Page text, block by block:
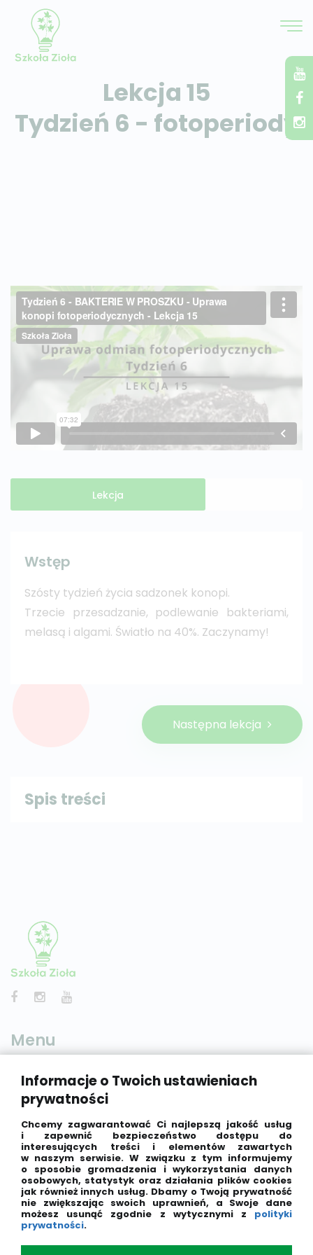
Lekcja 15
Tydzień 6 - fotoperiody
Lekcja
Wstęp
Szósty tydzień życia sadzonek konopi.
Trzecie przesadzanie, podlewanie bakteriami,
melasą i algami. Światło na 40%. Zaczynamy!
Następna lekcja
Spis treści
Menu
Home
Lekcje
Kody Rabatowe
Kalkulator growera
Forum
Konkursy
Kontakt
Polityka prywatności
Informacje o Twoich ustawieniach
prywatności
Chcemy zagwarantować Ci najlepszą jakość usług
i zapewnić bezpieczeństwo dostępu do
interesujących treści i elementów zawartych
w naszym serwisie. W związku z tym informujemy
o sposobie gromadzenia i wykorzystania danych
osobowych, statystyk oraz działania plików cookies
jak również innych usług. Dbamy o Twoją prywatność
nie zwiększając swoich uprawnień, a Swoje dane
możesz usunąć zgodnie z wytycznymi z polityki
prywatności.